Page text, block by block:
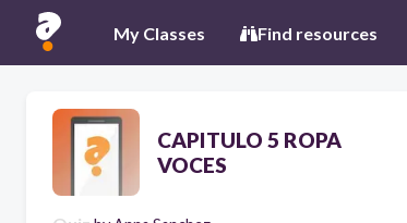
My Classes Find resources
CAPITULO 5 ROPA
VOCES